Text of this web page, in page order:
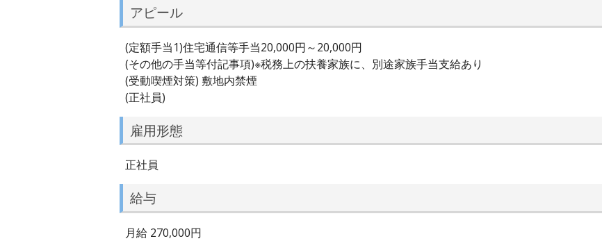
アピール
(定額手当1)住宅通信等手当20,000円～20,000円
(その他の手当等付記事項)※税務上の扶養家族に、別途家族手当支給あり
(受動喫煙対策) 敷地内禁煙
(正社員)
雇用形態
正社員
給与
月給 270,000円